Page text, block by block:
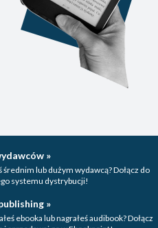
»
średnim lub dużym wydawcą? Dołącz do
systemu dystrybucji!
»
ebooka lub nagrałeś audibook? Dołącz